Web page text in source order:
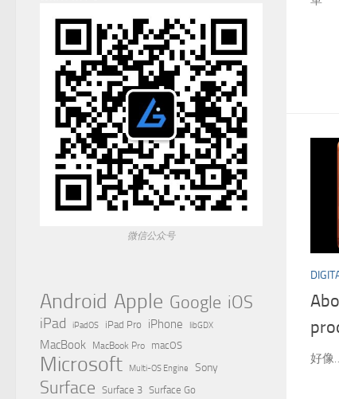
好像
微信公众号
Android Apple Google iOS
iPad iPadOS iPad Pro iPhone libGDX
MacBook MacBook Pro macOS
Microsoft Multi-OS Engine Sony
Surface Surface 3 Surface Go